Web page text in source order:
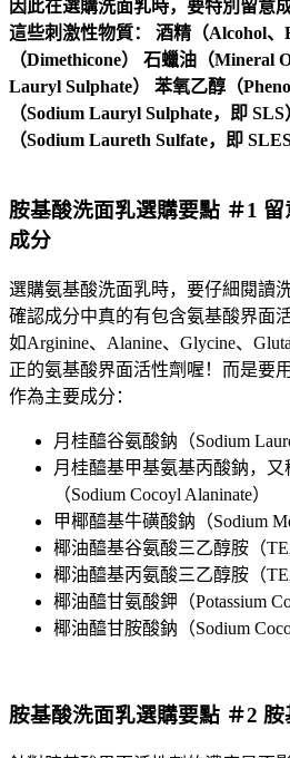
胺基酸洗面乳選購要點 ＃1
成分
選購氨基酸洗面乳時，要仔細閱讀
確認成分中真的有包含氨基酸界面
如Arginine、Alanine、Glycine、
正的氨基酸界面活性劑喔！而是要
作為主要成分：
月桂醯谷氨酸鈉（Sodium
月桂醯基甲基氨基丙酸鈉，
（Sodium Cocoyl Alaninate）
甲椰醯基牛磺酸鈉（Sodium
椰油醯基谷氨酸三乙醇胺（
椰油醯基丙氨酸三乙醇胺（
椰油醯甘氨酸鉀（Potassium
椰油醯甘胺酸鈉（Sodium
胺基酸洗面乳選購要點 ＃2